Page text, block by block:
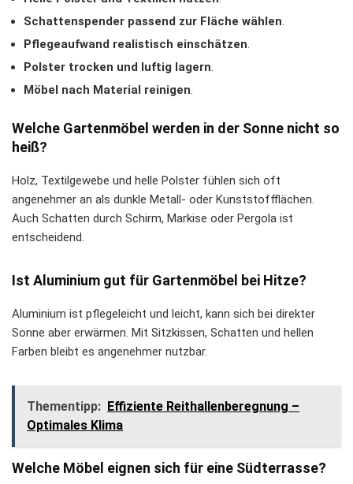
Schattenspender passend zur Fläche wählen.
Pflegeaufwand realistisch einschätzen.
Polster trocken und luftig lagern.
Möbel nach Material reinigen.
Welche Gartenmöbel werden in der Sonne nicht so
heiß?
Holz, Textilgewebe und helle Polster fühlen sich oft
angenehmer an als dunkle Metall- oder Kunststoffflächen.
Auch Schatten durch Schirm, Markise oder Pergola ist
entscheidend.
Ist Aluminium gut für Gartenmöbel bei Hitze?
Aluminium ist pflegeleicht und leicht, kann sich bei direkter
Sonne aber erwärmen. Mit Sitzkissen, Schatten und hellen
Farben bleibt es angenehmer nutzbar.
Thementipp: Effiziente Reithallenberegnung –
Optimales Klima
Welche Möbel eignen sich für eine Südterrasse?